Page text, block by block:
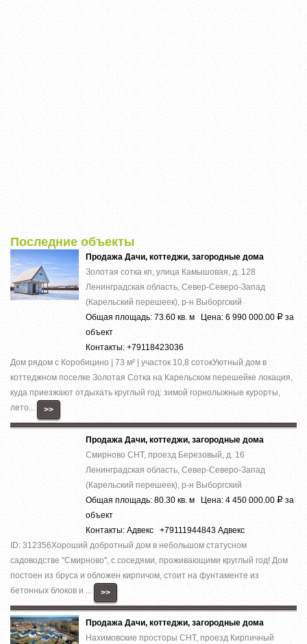
Последние объекты
Продажа Дачи, коттеджи, загородные дома
Золотая сотка кп, улица Камышовая, д. 128
Ленинградская область, Север-Северо-Запад
(Карельский перешеек), р-н Выборгский
Общая площадь: 73.60 кв. м Цена: 6 990 000.00 Р за
объект
Контакты: +79118423036
Дом рядом с Коробицино | 73 м² | участок 10,8 сотокУютный дом в
коттеджном поселке Золотая Сотка на Карельском перешейке локация,
куда приезжают отдыхать круглый год: зимой горнолыжные курорты,
лето...
>>
Продажа Дачи, коттеджи, загородные дома
Смирново СНТ, проезд Березовый, д. 16
Ленинградская область, Север-Северо-Запад
(Карельский перешеек), р-н Выборгский
Общая площадь: 80.30 кв. м Цена: 4 450 000.00 Р за
объект
Контакты: Адвекс +79111944843 Адвекс
ID: 312356Хороший добротный дом в небольшом статусном
садоводстве ''Смирново'', с соседями, проживающими круглый год! Дом
постоен из бруса и обложен кирпичом, стоит на фунтаменте из
бетонных блоков и ...
>>
Продажа Дачи, коттеджи, загородные дома
Нахимовские просторы СНТ, проезд Кирпичный